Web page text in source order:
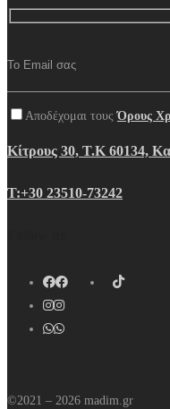
Αποδέχομαι τουςΌρους
Κίτρους 30, Τ.Κ 60134,
Τ:+30 23510-73242
©2021 – 2026 madim.gr